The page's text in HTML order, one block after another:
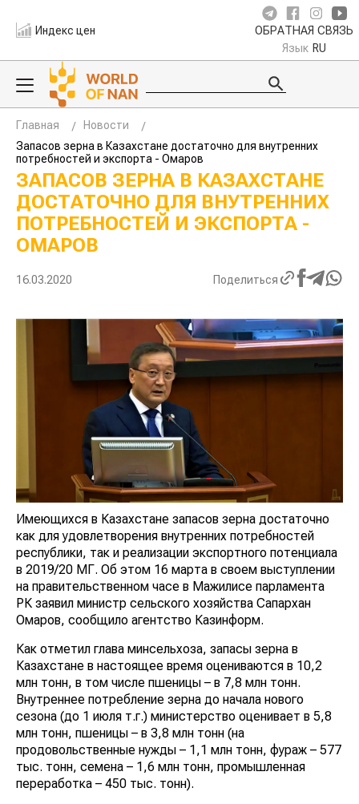
Индекс цен ОБРАТНАЯ СВЯЗЬ
Язык RU
Главная
Новости
Запасов зерна в Казахстане достаточно для внутренних
потребностей и экспорта - Омаров
ЗАПАСОВ ЗЕРНА В КАЗАХСТАНЕ
ДОСТАТОЧНО ДЛЯ ВНУТРЕННИХ
ПОТРЕБНОСТЕЙ И ЭКСПОРТА -
ОМАРОВ
16.03.2020 Поделиться
Имеющихся в Казахстане запасов зерна достаточно
как для удовлетворения внутренних потребностей
республики, так и реализации экспортного потенциала
в 2019/20 МГ. Об этом 16 марта в своем выступлении
на правительственном часе в Мажилисе парламента
РК заявил министр сельского хозяйства Сапархан
Омаров, сообщило агентство Казинформ.
Как отметил глава минсельхоза, запасы зерна в
Казахстане в настоящее время оцениваются в 10,2
млн тонн, в том числе пшеницы – в 7,8 млн тонн.
Внутреннее потребление зерна до начала нового
сезона (до 1 июля т.г.) министерство оценивает в 5,8
млн тонн, пшеницы – в 3,8 млн тонн (на
продовольственные нужды – 1,1 млн тонн, фураж – 577
тыс. тонн, семена – 1,6 млн тонн, промышленная
переработка – 450 тыс. тонн).